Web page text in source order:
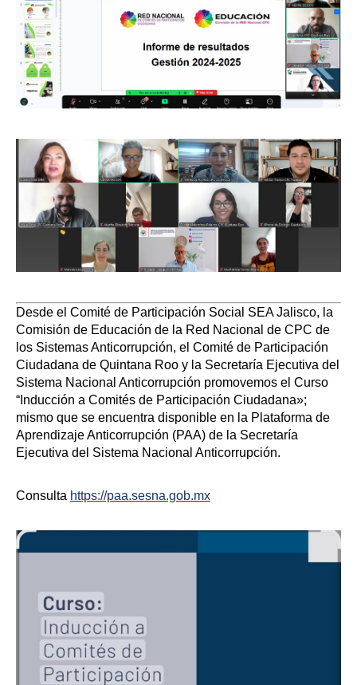
Desde el Comité de Participación Social SEA Jalisco, la
Comisión de Educación de la Red Nacional de CPC de
los Sistemas Anticorrupción, el Comité de Participación
Ciudadana de Quintana Roo y la Secretaría Ejecutiva del
Sistema Nacional Anticorrupción promovemos el Curso
“Inducción a Comités de Participación Ciudadana»;
mismo que se encuentra disponible en la Plataforma de
Aprendizaje Anticorrupción (PAA) de la Secretaría
Ejecutiva del Sistema Nacional Anticorrupción.
Consulta https://paa.sesna.gob.mx